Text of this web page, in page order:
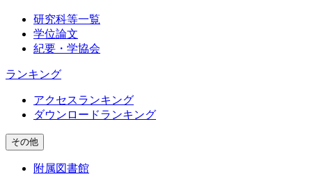
研究科等一覧
学位論文
紀要・学協会
ランキング
アクセスランキング
ダウンロードランキング
その他
附属図書館